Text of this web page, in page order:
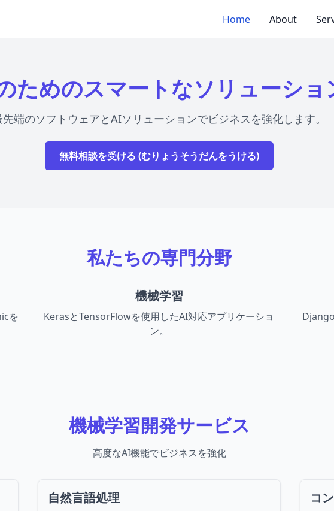
Home About
ためのスマートなソリューショ
先端のソフトウェアとAIソリューションでビジネスを強化します。
無料相談を受ける (むりょうそうだんをうける)
私たちの専門分野
を
機械学習
KerasとTensorFlowを使用したAI対応アプリケーショ
ン。
機械学習開発サービス
高度なAI機能でビジネスを強化
自然言語処理 コ